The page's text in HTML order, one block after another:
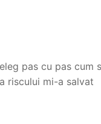
pas cu pas cum
riscului mi-a salvat